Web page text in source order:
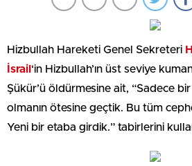
Hizbullah Hareketi Genel Sekreteri
İsrail ‘in Hizbullah’ın üst seviye
Şükür’ü öldürmesine ait, “Sadece
olmanın ötesine geçtik. Bu tüm
Yeni bir etaba girdik.” tabirlerini